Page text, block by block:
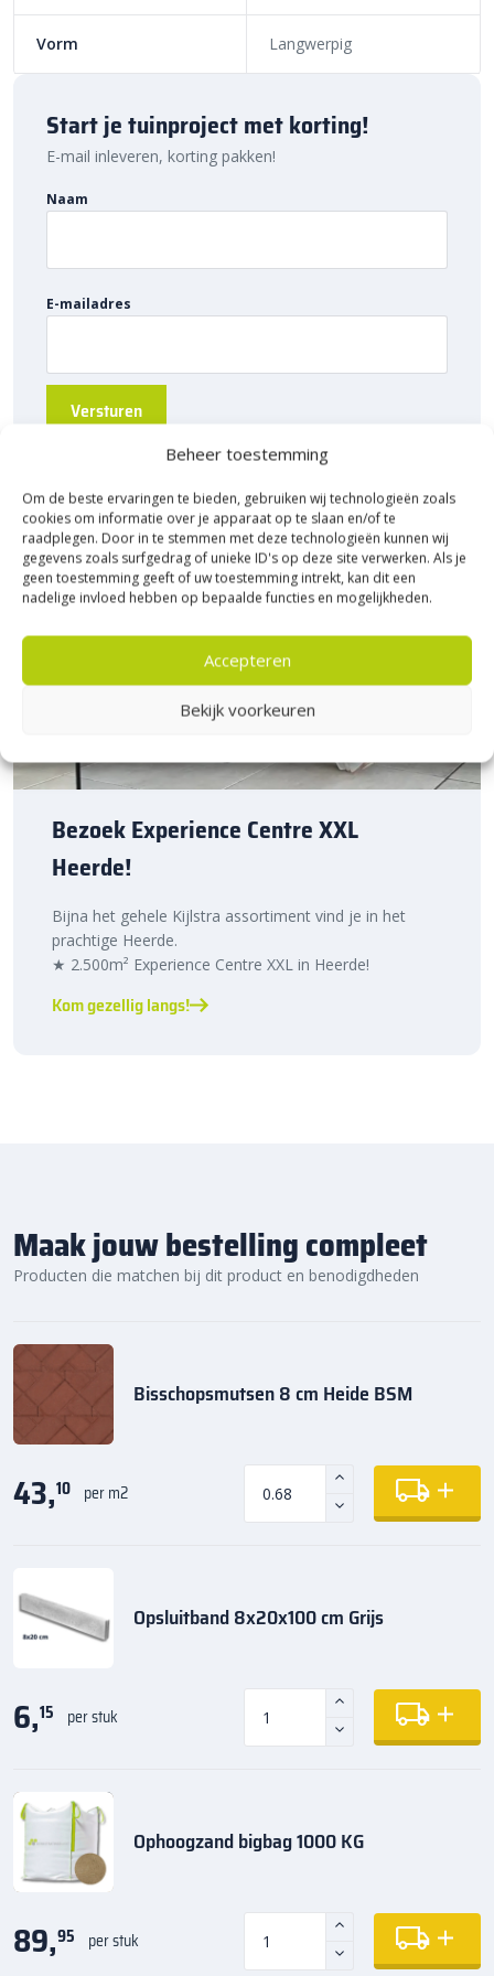
Beheer toestemming
Om de beste ervaringen te bieden, gebruiken wij technologieën zoals
cookies om informatie over je apparaat op te slaan en/of te
raadplegen. Door in te stemmen met deze technologieën kunnen wij
gegevens zoals surfgedrag of unieke ID's op deze site verwerken. Als je
geen toestemming geeft of uw toestemming intrekt, kan dit een
nadelige invloed hebben op bepaalde functies en mogelijkheden.
Accepteren
Bekijk voorkeuren
Sierbestratingsmarkt.com.
Vorm Langwerpig
Start je tuinproject met korting!
E-mail inleveren, korting pakken!
Naam
E-mailadres
Bezoek Experience Centre XXL
Heerde!
Bijna het gehele Kijlstra assortiment vind je in het
prachtige Heerde.
★ 2.500m² Experience Centre XXL in Heerde!
Kom gezellig langs!
Maak jouw bestelling compleet
Producten die matchen bij dit product en benodigdheden
Bisschopsmutsen 8 cm Heide BSM
43,10 per m2
Opsluitband 8x20x100 cm Grijs
6,15 per stuk
Ophoogzand bigbag 1000 KG
89,95 per stuk